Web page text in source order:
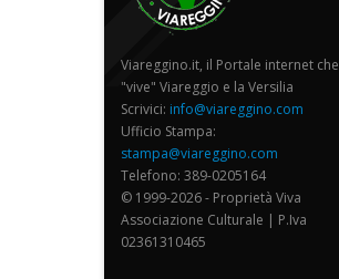
Viareggino.it, il Portale internet che
"vive" Viareggio e la Versilia
Scrivici: info@viareggino.com
Ufficio Stampa:
stampa@viareggino.com
Telefono: 389-0205164
© 1999-2026 - Proprietà Viva
Associazione Culturale | P.Iva
02361310465